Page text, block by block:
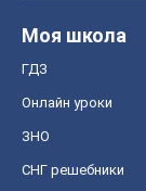
Моя школа
ГДЗ
Онлайн уроки
ЗНО
СНГ решебники